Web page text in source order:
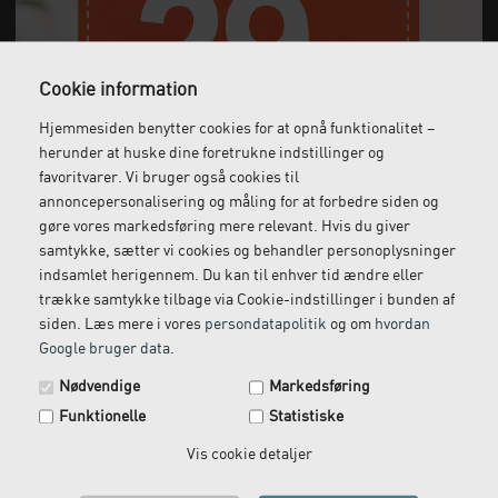
Cookie information
Hjemmesiden benytter cookies for at opnå funktionalitet –
herunder at huske dine foretrukne indstillinger og
favoritvarer. Vi bruger også cookies til
annoncepersonalisering og måling for at forbedre siden og
gøre vores markedsføring mere relevant. Hvis du giver
samtykke, sætter vi cookies og behandler personoplysninger
indsamlet herigennem. Du kan til enhver tid ændre eller
trække samtykke tilbage via Cookie-indstillinger i bunden af
siden. Læs mere i vores persondatapolitik og om hvordan
Google bruger data.
Nødvendige
Markedsføring
Funktionelle
Statistiske
Vis cookie detaljer
Gratis fragt
Ved køb over 1.000 kr.
ekskl. moms
Levering næste dag
Bestil inden kl. 12 og få
leveret dagen efter
Gratis retur
Vi kommer og henter
returvarer hos dig
Kundeservice
Ring til os på: 33 79 13 70
Tilmeld dig vores nyhedsbrev og få rabatkoden tilsendt
med det samme.